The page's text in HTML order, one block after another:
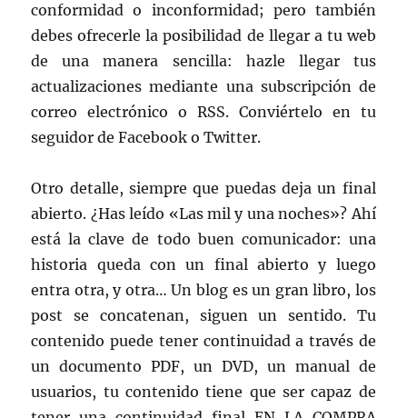
conformidad o inconformidad; pero también
debes ofrecerle la posibilidad de llegar a tu web
de una manera sencilla: hazle llegar tus
actualizaciones mediante una subscripción de
correo electrónico o RSS. Conviértelo en tu
seguidor de Facebook o Twitter.
Otro detalle, siempre que puedas deja un final
abierto. ¿Has leído «Las mil y una noches»? Ahí
está la clave de todo buen comunicador: una
historia queda con un final abierto y luego
entra otra, y otra… Un blog es un gran libro, los
post se concatenan, siguen un sentido. Tu
contenido puede tener continuidad a través de
un documento PDF, un DVD, un manual de
usuarios, tu contenido tiene que ser capaz de